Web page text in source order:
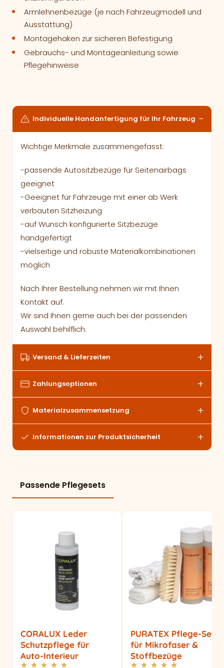
Armlehnenbezüge (je nach Fahrzeugmodell und
Ausstattung)
Montagehaken zur sicheren Befestigung
Gebrauchs- und Montageanleitung sowie
Pflegehinweise
Individuelle Handanfertigung für Ihr Fahrzeug
Wichtige Merkmale zusammengefasst:
-passende Autositzbezüge für Seitenairbags
geeignet
-Geeignet für Fahrzeuge mit einer ab Werk
verbauten Sitzheizung
-auf Wunsch konfigurierte Sitzbezüge
handgefertigt
-vielseitige und robuste Materialkombinationen
möglich
Nach Ihrer Bestellung nehmen wir mit Ihnen
Kontakt auf.
Wir sind Ihnen gerne auch bei der passenden
Auswahl behilflich.
Versand & Lieferzeiten
Zahlungsoptionen
Materialzusammensetzung
Informationen zur Produktsicherheit
Passende Pflegesets
CORALUX Leder
Schutzpflege für
Auto-Interieur
PURATEX Pflege-Set
für Mikrofaser &
Stoffbezüge